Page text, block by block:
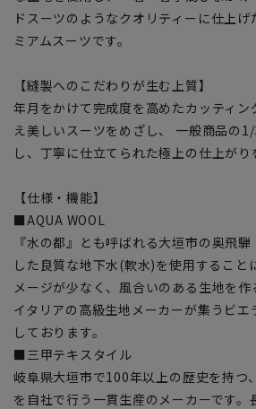
ドスーツのようなクオリティーに仕上
ミアムスーツです。
【縫製へのこだわりが生む上質】
年月をかけて完成度を高めたカッティン
え美しいスーツをめざし、 一般商品の
し、丁寧に仕立てられた極上の仕上がり
【仕様・機能】
■AQUA WOOL
『水の都』とも呼ばれる大垣市の奥飛
した良質な地下水(軟水)を使用すること
メージが少なく、風合いのある生地を
イタリアの高級生地メーカーが集うビ
しております。
■三甲テキスタイル
岐阜県大垣市で100年以上の歴史を持つ
を自社で行う一貫生産のメーカーです